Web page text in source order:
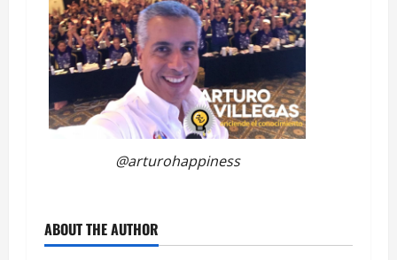
@arturohappiness
ABOUT THE AUTHOR